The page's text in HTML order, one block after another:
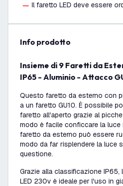
Il faretto LED deve essere
info prodotto
Insieme di 9 Faretti da Esterno con Picchetto -
IP65 - Aluminio - Attacco
Questo faretto da esterno con
a un faretto GU10. È possibile
faretto all'aperto grazie al
modo è facile conficcare la luce
faretto da esterno può essere
modo da far risplendere la luce
questione.
Grazie alla classificazione
LED 230v è ideale per l'uso in